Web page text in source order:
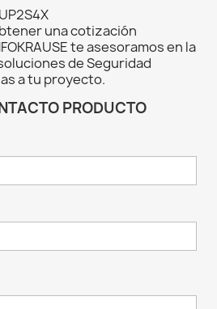
una cotización
te asesoramos en la
de Seguridad
a tu proyecto.
PRODUCTO